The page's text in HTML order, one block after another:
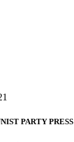
PARTY PRESS